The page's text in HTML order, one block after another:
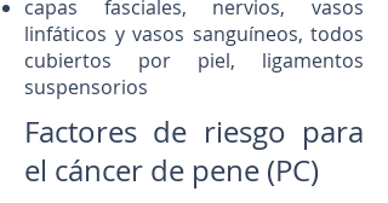
capas fasciales, nervios, vasos
linfáticos y vasos sanguíneos, todos
cubiertos por piel, ligamentos
suspensorios
Factores de riesgo para
el cáncer de pene (PC)